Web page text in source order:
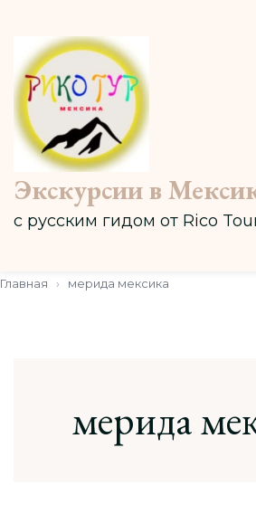
Экскурсии в
с русским гидом от Rico
Главная › меридa мексика
меридa